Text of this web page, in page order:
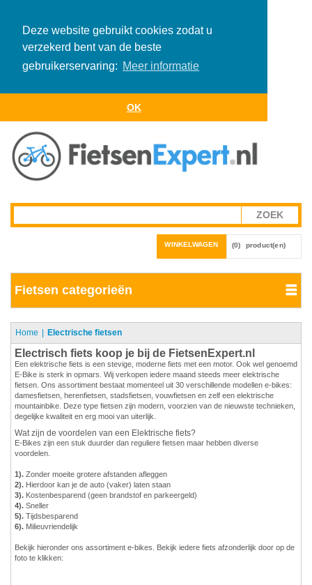
Deze website gebruikt cookies zodat u
verzekerd bent van de beste
gebruikerservaring: Meer informatie
OK
WINKELWAGEN (0) product(en)
Fietsen categorieën
Home Electrische fietsen
Electrisch fiets koop je bij de FietsenExpert.nl
Een elektrische fiets is een stevige, moderne fiets met een motor. Ook wel genoemd
E-Bike is sterk in opmars. Wij verkopen iedere maand steeds meer elektrische
fietsen. Ons assortiment bestaat momenteel uit 30 verschillende modellen e-bikes:
damesfietsen, herenfietsen, stadsfietsen, vouwfietsen en zelf een elektrische
mountainbike. Deze type fietsen zijn modern, voorzien van de nieuwste technieken,
degelijke kwaliteit en erg mooi van uiterlijk.
Wat zijn de voordelen van een Elektrische fiets?
E-Bikes zijn een stuk duurder dan reguliere fietsen maar hebben diverse
voordelen.
1). Zonder moeite grotere afstanden afleggen
2). Hierdoor kan je de auto (vaker) laten staan
3). Kostenbesparend (geen brandstof en parkeergeld)
4). Sneller
5). Tijdsbesparend
6). Milieuvriendelijk
Bekijk hieronder ons assortiment e-bikes. Bekijk iedere fiets afzonderlijk door op de
foto te klikken: